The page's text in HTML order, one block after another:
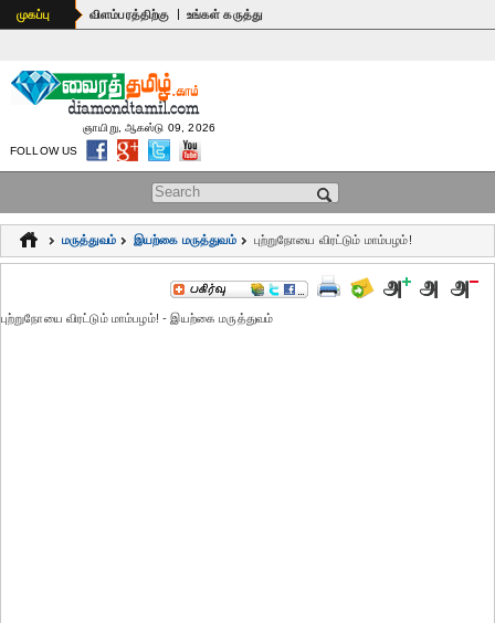
முகப்பு விளம்பரத்திற்கு | உங்கள் கருத்து
Search form
ஞாயிறு, ஆகஸ்டு 09, 2026
FOLLOW US
மருத்துவம் இயற்கை மருத்துவம் புற்றுநோயை விரட்டும் மாம்பழம்!
புற்றுநோயை விரட்டும் மாம்பழம்! - இயற்கை மருத்துவம்